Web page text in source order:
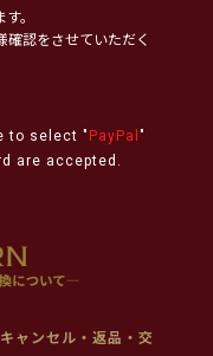
。
認をさせていただく
to select " PayPal "
are accepted.
キャンセル・返品・交